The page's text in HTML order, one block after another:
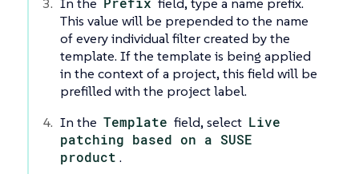
This value will be prepended to the name
of every individual filter created by the
template. If the template is being applied
in the context of a project, this field will be
prefilled with the project label.
In the Template field, select Live
patching based on a SUSE
product .